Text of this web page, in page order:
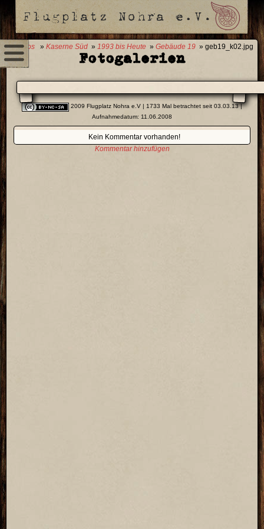
0 Fotos » Kaserne Süd » 1993 bis Heute » Gebäude 19 » geb19_k02.jpg
Fotogalerien
2009 Flugplatz Nohra e.V | 1733 Mal betrachtet seit 03.03.13 |
Aufnahmedatum: 11.06.2008
Kein Kommentar vorhanden!
Kommentar hinzufügen